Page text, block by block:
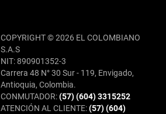
COPYRIGHT © 2026 EL COLOMBIANO
S.A.S
NIT: 890901352-3
Carrera 48 N° 30 Sur - 119, Envigado,
Antioquia, Colombia.
CONMUTADOR:(57) (604) 3315252
ATENCIÓN AL CLIENTE:(57) (604)